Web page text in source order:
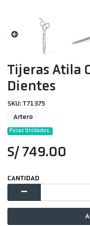
Tijeras Atila
Dientes
SKU: T71375
Artero
Pocas Unidades.
S/ 749.00
CANTIDAD